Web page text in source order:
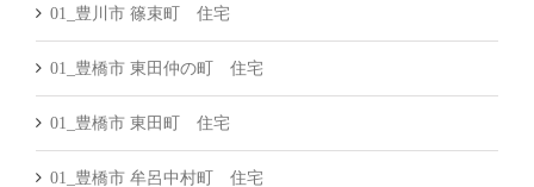
01_豊川市 篠束町 住宅
01_豊橋市 東田仲の町 住宅
01_豊橋市 東田町 住宅
01_豊橋市 牟呂中村町 住宅